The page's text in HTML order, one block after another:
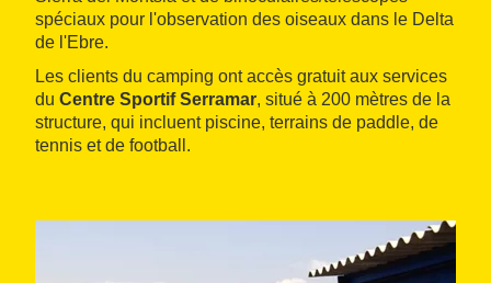
spéciaux pour l'observation des oiseaux dans le Delta
de l'Ebre.
Les clients du camping ont accès gratuit aux services
du Centre Sportif Serramar, situé à 200 mètres de la
structure, qui incluent piscine, terrains de paddle, de
tennis et de football.